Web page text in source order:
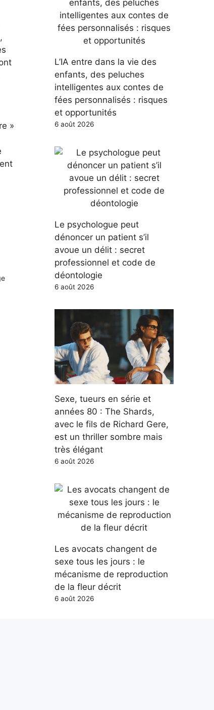
»
L’IA entre dans la vie des
enfants, des peluches
intelligentes aux contes de
fées personnalisés : risques
et opportunités
6 août 2026
Le psychologue peut
dénoncer un patient s’il
avoue un délit : secret
professionnel et code de
déontologie
6 août 2026
Sexe, tueurs en série et
années 80 : The Shards,
avec le fils de Richard Gere,
est un thriller sombre mais
très élégant
6 août 2026
Les avocats changent de
sexe tous les jours : le
mécanisme de reproduction
de la fleur décrit
6 août 2026